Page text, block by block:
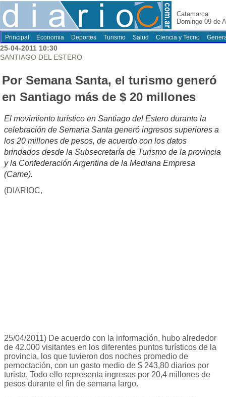
Catamarca
Domingo 09 de
Principal Economia Deportes Turismo Salud Ciencia y Tecno
25-04-2011 10:30
SANTIAGO DEL ESTERO
Por Semana Santa, el turismo generó
en Santiago más de $ 20 millones
El movimiento turístico en Santiago del Estero durante la
celebración de Semana Santa generó ingresos superiores a
los 20 millones de pesos, de acuerdo con los datos
brindados desde la Subsecretaría de Turismo de la provincia
y la Confederación Argentina de la Mediana Empresa
(Came).
(DIARIOC,
25/04/2011) De acuerdo con la información, hubo alrededor
de 42.000 visitantes en los diferentes puntos turísticos de la
provincia, los que tuvieron dos noches promedio de
pernoctación, con un gasto medio de $ 243,80 diarios por
turista. Todo ello representa ingresos por 20,4 millones de
pesos durante el fin de semana largo.